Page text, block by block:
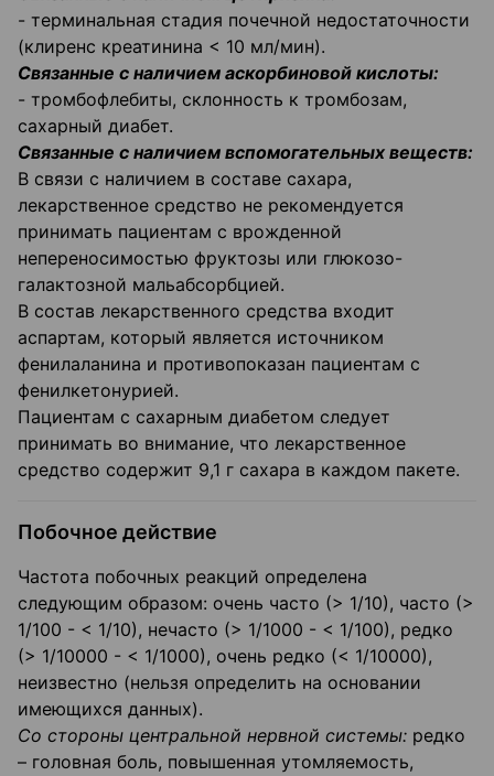
- терминальная стадия почечной недостаточности
(клиренс креатинина < 10 мл/мин).
Связанные с наличием аскорбиновой кислоты:
- тромбофлебиты, склонность к тромбозам,
сахарный диабет.
Связанные с наличием вспомогательных веществ:
В связи с наличием в составе сахара,
лекарственное средство не рекомендуется
принимать пациентам с врожденной
непереносимостью фруктозы или глюкозо-
галактозной мальабсорбцией.
В состав лекарственного средства входит
аспартам, который является источником
фенилаланина и противопоказан пациентам с
фенилкетонурией.
Пациентам с сахарным диабетом следует
принимать во внимание, что лекарственное
средство содержит 9,1 г сахара в каждом пакете.
Побочное действие
Частота побочных реакций определена
следующим образом: очень часто (> 1/10), часто (>
1/100 - < 1/10), нечасто (> 1/1000 - < 1/100), редко
(> 1/10000 - < 1/1000), очень редко (< 1/10000),
неизвестно (нельзя определить на основании
имеющихся данных).
Со стороны центральной нервной системы: редко
– головная боль, повышенная утомляемость,